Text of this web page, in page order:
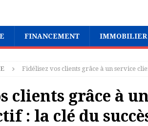
FINANCEMENT IMMOBILIER
Fidélisez vos clients grâce à un service
clients grâce à
: la clé du